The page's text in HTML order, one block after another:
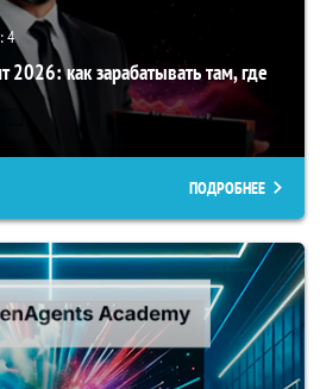
4
2026: как зарабатывать там, где
ПОДРОБНЕЕ